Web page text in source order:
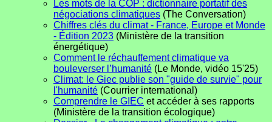
Les mots de la COP : dictionnaire portatif des
négociations climatiques (The Conversation)
Chiffres clés du climat - France, Europe et Monde
- Édition 2023 (Ministère de la transition
énergétique)
Comment le réchauffement climatique va
bouleverser l’humanité (Le Monde, vidéo 15'25)
Climat: le Giec publie son "guide de survie" pour
l'humanité (Courrier international)
Comprendre le GIEC et accéder à ses rapports
(Ministère de la transition écologique)